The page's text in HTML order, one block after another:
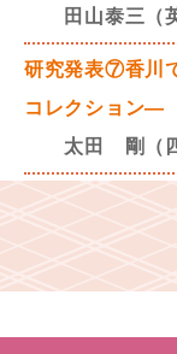
田山泰三（
研究発表⑦香川
コレクション—
太田 剛（四